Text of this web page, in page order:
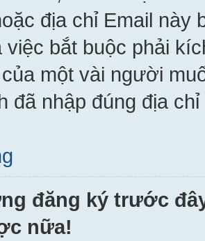
địa chỉ Email này
việc bắt buộc phải
một vài người
đã nhập đúng địa
đăng ký trước
nữa!